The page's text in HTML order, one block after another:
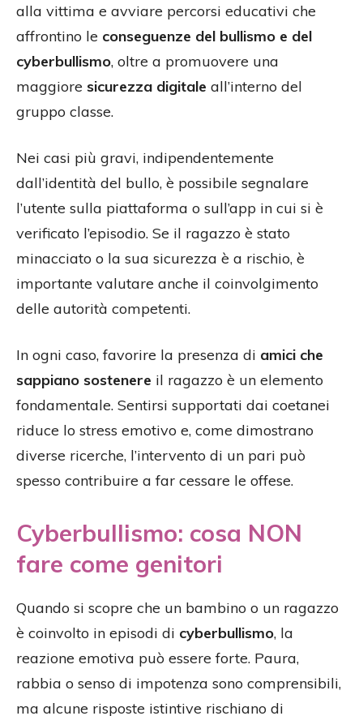
alla vittima e avviare percorsi educativi che
affrontino le conseguenze del bullismo e del
cyberbullismo, oltre a promuovere una
maggiore sicurezza digitale all’interno del
gruppo classe.
Nei casi più gravi, indipendentemente
dall’identità del bullo, è possibile segnalare
l’utente sulla piattaforma o sull’app in cui si è
verificato l’episodio. Se il ragazzo è stato
minacciato o la sua sicurezza è a rischio, è
importante valutare anche il coinvolgimento
delle autorità competenti.
In ogni caso, favorire la presenza di amici che
sappiano sostenere il ragazzo è un elemento
fondamentale. Sentirsi supportati dai coetanei
riduce lo stress emotivo e, come dimostrano
diverse ricerche, l’intervento di un pari può
spesso contribuire a far cessare le offese.
Cyberbullismo: cosa NON
fare come genitori
Quando si scopre che un bambino o un ragazzo
è coinvolto in episodi di cyberbullismo, la
reazione emotiva può essere forte. Paura,
rabbia o senso di impotenza sono comprensibili,
ma alcune risposte istintive rischiano di